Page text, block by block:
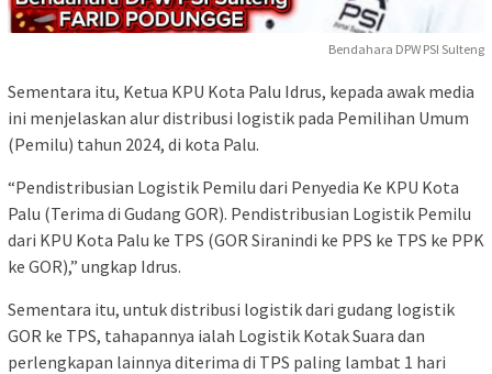
Bendahara DPW PSI Sulteng
Sementara itu, Ketua KPU Kota Palu Idrus, kepada awak media
ini menjelaskan alur distribusi logistik pada Pemilihan Umum
(Pemilu) tahun 2024, di kota Palu.
“Pendistribusian Logistik Pemilu dari Penyedia Ke KPU Kota
Palu (Terima di Gudang GOR). Pendistribusian Logistik Pemilu
dari KPU Kota Palu ke TPS (GOR Siranindi ke PPS ke TPS ke PPK
ke GOR),” ungkap Idrus.
Sementara itu, untuk distribusi logistik dari gudang logistik
GOR ke TPS, tahapannya ialah Logistik Kotak Suara dan
perlengkapan lainnya diterima di TPS paling lambat 1 hari